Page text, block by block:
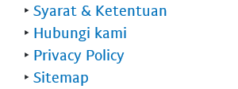
‣ Syarat & Ketentuan
‣ Hubungi kami
‣ Privacy Policy
‣ Sitemap